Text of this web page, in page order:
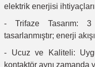
elektrik enerjisi
- Trifaze Tasarım:
tasarlanmıştır; enerji
- Ucuz ve Kaliteli:
kontaktör aynı zamanda